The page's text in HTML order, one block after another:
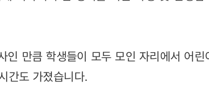
만큼 학생들이 모두 모인 자리에서 어린
간도 가졌습니다.